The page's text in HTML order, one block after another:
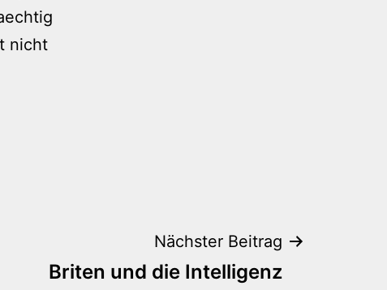
nicht
Nächster Beitrag
Briten und die Intelligenz